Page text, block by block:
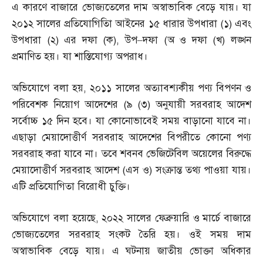
এ কারণে বাজারে ভোজ্যতেলের দাম অস্বাভাবিক বেড়ে যায়। যা
২০১২ সালের প্রতিযোগিতিা আইনের ১৫ ধারার উপধারা (১) এবং
উপধারা (২)এর দফা (ক),উপ–দফা (অ ও দফা (খ)লঙ্খন
প্রমাণিত হয়। যা শাস্তিযোগ্য অপরাধ।
অভিযোগে বলা হয়,২০১১ সালের অত্যাবশ্যকীয় পণ্য বিপণন ও
পরিবেশক নিয়োগ আদেশের (৯ (৩)অনুযায়ী সরবরাহ আদেশ
সর্বোচ্চ ১৫ দিন হবে। যা কোনোভাবেই সময় বাড়ানো যাবে না।
এছাড়া মেয়াদোত্তীর্ণ সরবরাহ আদেশের বিপরীতে কোনো পণ্য
সরবরাহ করা যাবে না। তবে শবনব ভেজিটেবিল অয়েলের বিরুদ্ধে
মেয়াদোত্তীর্ণ সরবরাহ আদেশ (এস ও)সংক্রান্ত তথ্য পাওয়া যায়।
এটি প্রতিযোগিতা বিরোধী চুক্তি।
অভিযোগে বলা হয়েছে,২০২২ সালের ফেব্রুয়ারি ও মার্চে বাজারে
ভোজ্যতেলের সরবরাহ সংকট তৈরি হয়। ওই সময় দাম
অস্বাভাবিক বেড়ে যায়। এ ঘটনায় জাতীয় ভোক্তা অধিকার